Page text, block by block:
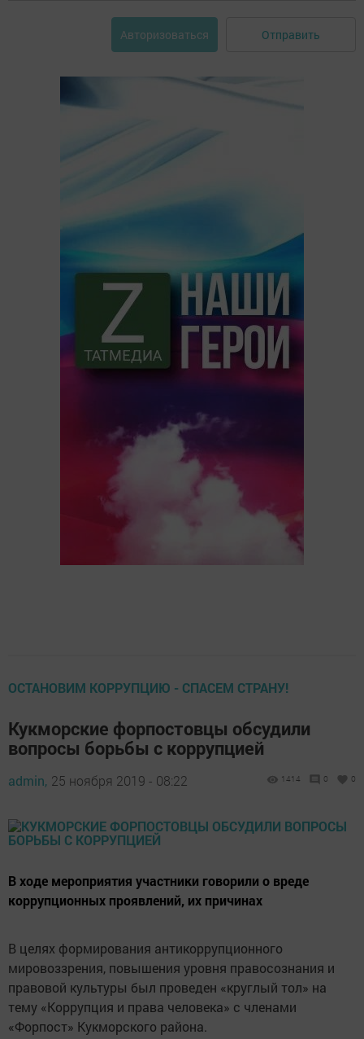
Авторизоваться Отправить
ОСТАНОВИМ КОРРУПЦИЮ - СПАСЕМ СТРАНУ!
Кукморские форпостовцы обсудили
вопросы борьбы с коррупцией
admin, 25 ноября 2019 - 08:22 1414 0 0
В ходе мероприятия участники говорили о вреде
коррупционных проявлений, их причинах
В целях формирования антикоррупционного
мировоззрения, повышения уровня правосознания и
правовой культуры был проведен «круглый тол» на
тему «Коррупция и права человека» с членами
«Форпост» Кукморского района.